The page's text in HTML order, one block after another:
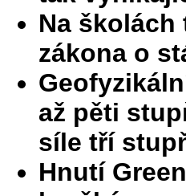
Na
zákona o
až pěti
síle tří
Hnutí